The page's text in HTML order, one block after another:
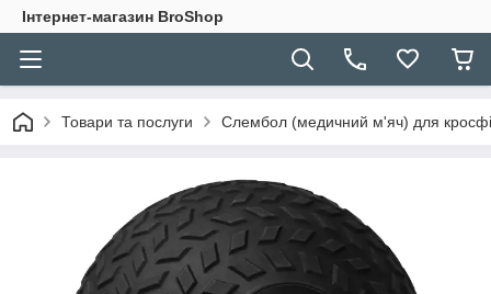
Інтернет-магазин BroShop
Товари та послуги Слембол (медичний м'яч) для